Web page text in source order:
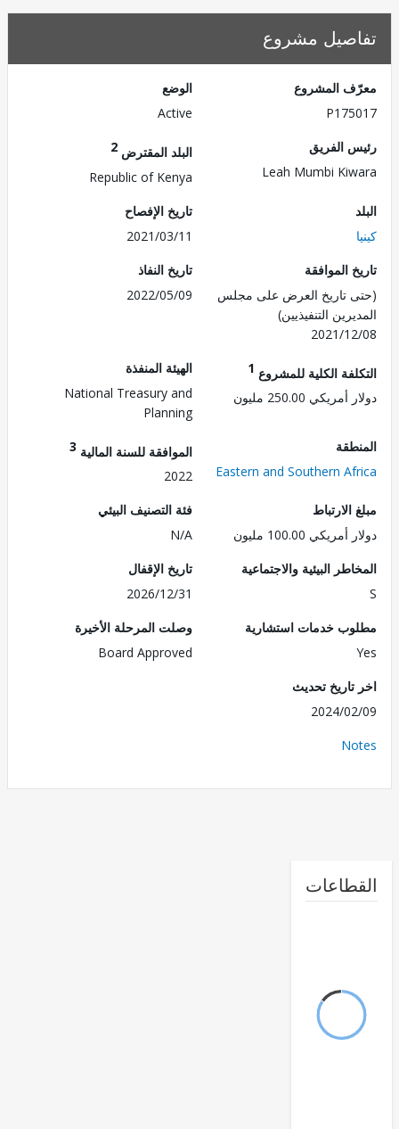
مشروع
المشروع
الفريق
Leah Mumbi
البلد المقترض
Republic of Kenya
تاريخ الإفصاح
2021/03/11
الموافقة
تاريخ العرض على مجلس
التنفيذيين)
2021/
تاريخ النفاذ
2022/05/09
الكلية للمشروع1
250.00 مليون
الهيئة المنفذة
National Treasury and
Planning
Eastern and Southern
الموافقة للسنة المالية3
2022
100.00 مليون
فئة التصنيف البيئي
N/A
البيئية والاجتماعية
تاريخ الإقفال
2026/12/31
خدمات استشارية
وصلت المرحلة الأخيرة
Board Approved
تحديث
2024/